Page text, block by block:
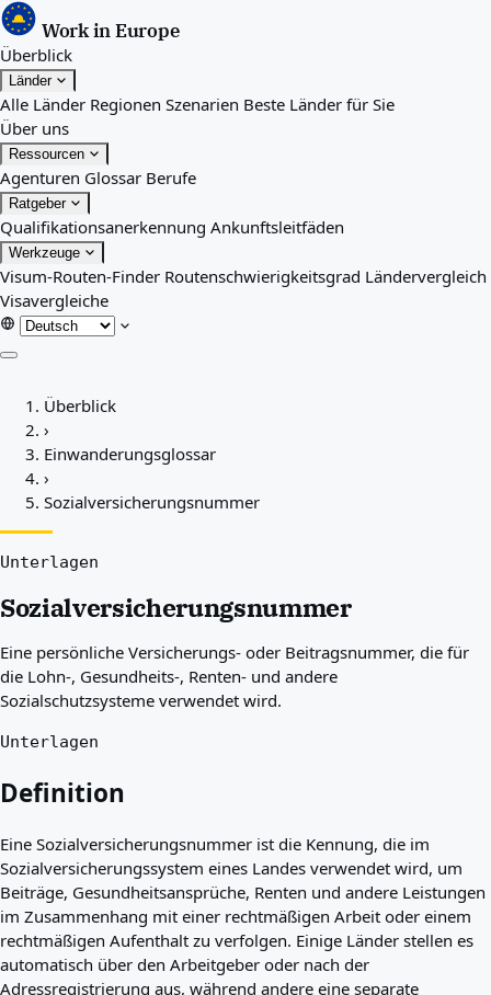
Work in Europe
Überblick
Länder
Alle Länder Regionen Szenarien Beste Länder für Sie
Über uns
Ressourcen
Agenturen Glossar Berufe
Ratgeber
Qualifikationsanerkennung Ankunftsleitfäden
Werkzeuge
Visum-Routen-Finder Routenschwierigkeitsgrad Ländervergleich
Visavergleiche
Länder
Regionen
Beste Länder für Sie
Ressourcen
Glossar
Ratgeber
Qualifikationsanerkennung
Ankunftsleitfäden
Werkzeuge
Routenschwierigkeitsgrad
Ländervergleich
Überblick
›
Einwanderungsglossar
›
Sozialversicherungsnummer
Unterlagen
Sozialversicherungsnummer
Eine persönliche Versicherungs- oder Beitragsnummer, die für
die Lohn-, Gesundheits-, Renten- und andere
Sozialschutzsysteme verwendet wird.
Unterlagen
Definition
Eine Sozialversicherungsnummer ist die Kennung, die im
Sozialversicherungssystem eines Landes verwendet wird, um
Beiträge, Gesundheitsansprüche, Renten und andere Leistungen
im Zusammenhang mit einer rechtmäßigen Arbeit oder einem
rechtmäßigen Aufenthalt zu verfolgen. Einige Länder stellen es
automatisch über den Arbeitgeber oder nach der
Adressregistrierung aus, während andere eine separate